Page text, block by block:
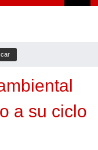
a su ciclo